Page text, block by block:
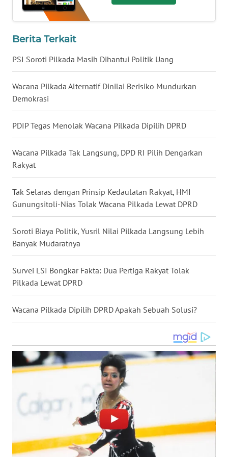
Berita Terkait
PSI Soroti Pilkada Masih Dihantui Politik Uang
Wacana Pilkada Alternatif Dinilai Berisiko Mundurkan
Demokrasi
PDIP Tegas Menolak Wacana Pilkada Dipilih DPRD
Wacana Pilkada Tak Langsung, DPD RI Pilih Dengarkan
Rakyat
Tak Selaras dengan Prinsip Kedaulatan Rakyat, HMI
Gunungsitoli-Nias Tolak Wacana Pilkada Lewat DPRD
Soroti Biaya Politik, Yusril Nilai Pilkada Langsung Lebih
Banyak Mudaratnya
Survei LSI Bongkar Fakta: Dua Pertiga Rakyat Tolak
Pilkada Lewat DPRD
Wacana Pilkada Dipilih DPRD Apakah Sebuah Solusi?
WN
SUMBAR
WN
SUMSEL
WN
BENGKULU
WN
LAMPUNG
WN
JATENG
WN
WN
WN
BALI
KALBAR
KALTENG